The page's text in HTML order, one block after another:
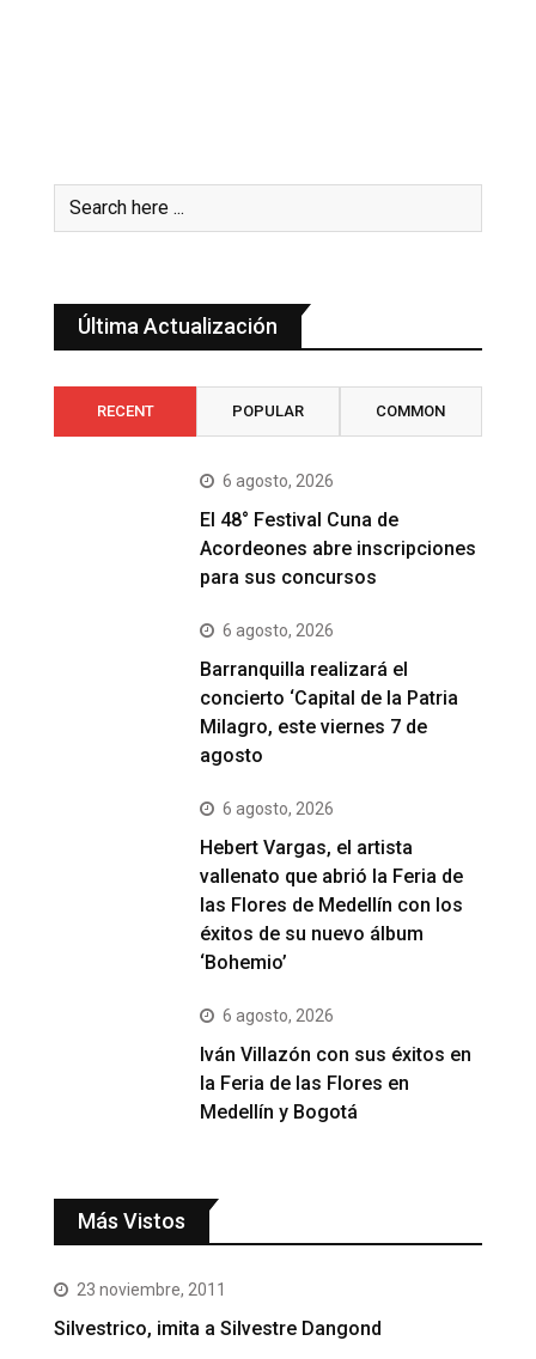
Última Actualización
RECENT POPULAR COMMON
6 agosto, 2026
El 48° Festival Cuna de
Acordeones abre inscripciones
para sus concursos
6 agosto, 2026
Barranquilla realizará el
concierto ‘Capital de la Patria
Milagro, este viernes 7 de
agosto
6 agosto, 2026
Hebert Vargas, el artista
vallenato que abrió la Feria de
las Flores de Medellín con los
éxitos de su nuevo álbum
‘Bohemio’
6 agosto, 2026
Iván Villazón con sus éxitos en
la Feria de las Flores en
Medellín y Bogotá
Más Vistos
23 noviembre, 2011
Silvestrico, imita a Silvestre Dangond